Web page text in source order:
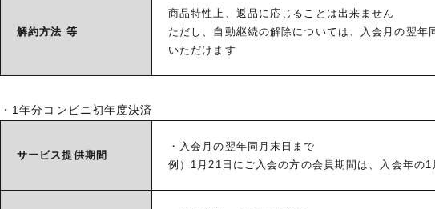
解約方法 等
商品特性上、返品に応じることは出来ません
ただし、自動継続の解除については、入会月の翌年
いただけます
・1年分コンビニ初年度決済
サービス提供期間
・入会月の翌年同月末日まで
例）1月21日にご入会の方の会員期間は、入会年の